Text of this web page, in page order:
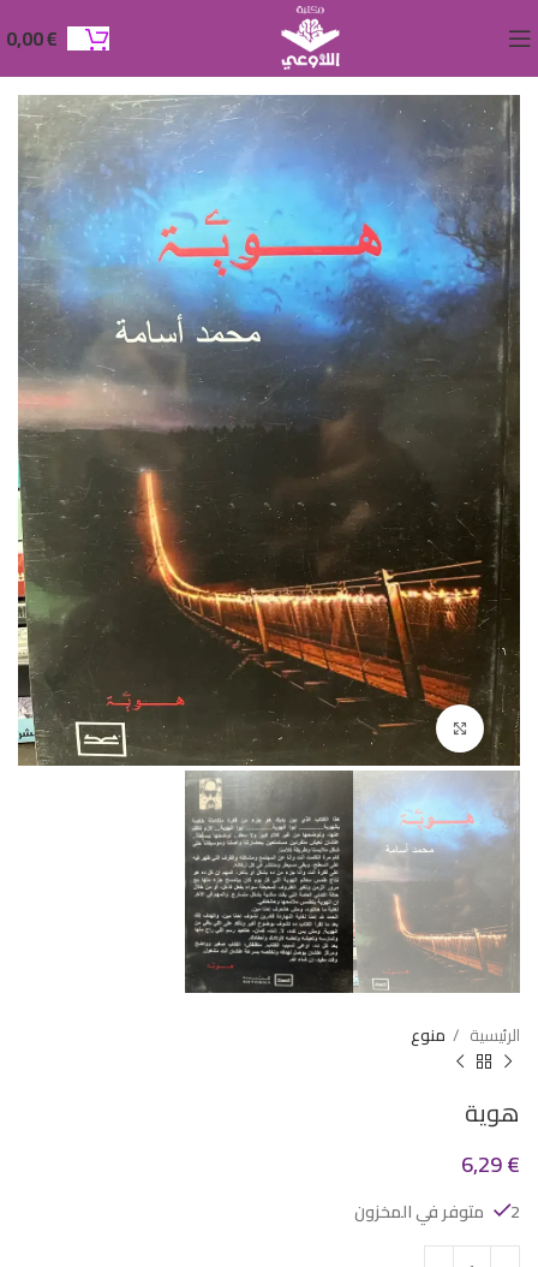
0,00€
Click to enlarge
الرئيسية منوع
هوية
6,29€
2 متوفر في المخزون